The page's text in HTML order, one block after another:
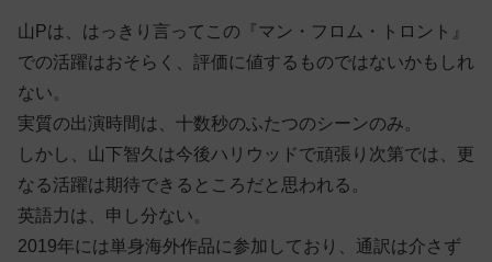
山Pは、はっきり言ってこの『マン・フロム・トロント』
での活躍はおそらく、評価に値するものではないかもしれ
ない。
実質の出演時間は、十数秒のふたつのシーンのみ。
しかし、山下智久は今後ハリウッドで頑張り次第では、更
なる活躍は期待できるところだと思われる。
英語力は、申し分ない。
2019年には単身海外作品に参加しており、通訳は介さず